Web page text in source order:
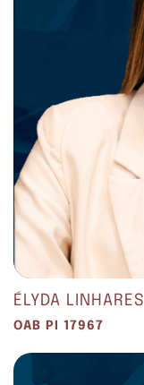
ÉLYDA LINHARES
OAB PI 17967